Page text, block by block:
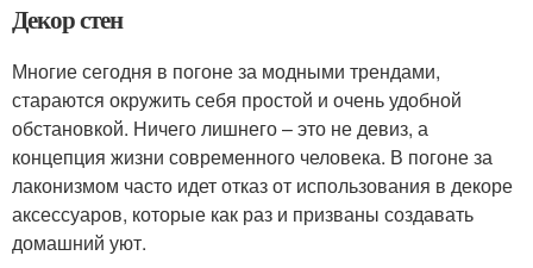
Декор стен
Многие сегодня в погоне за модными трендами,
стараются окружить себя простой и очень удобной
обстановкой. Ничего лишнего – это не девиз, а
концепция жизни современного человека. В погоне за
лаконизмом часто идет отказ от использования в декоре
аксессуаров, которые как раз и призваны создавать
домашний уют.